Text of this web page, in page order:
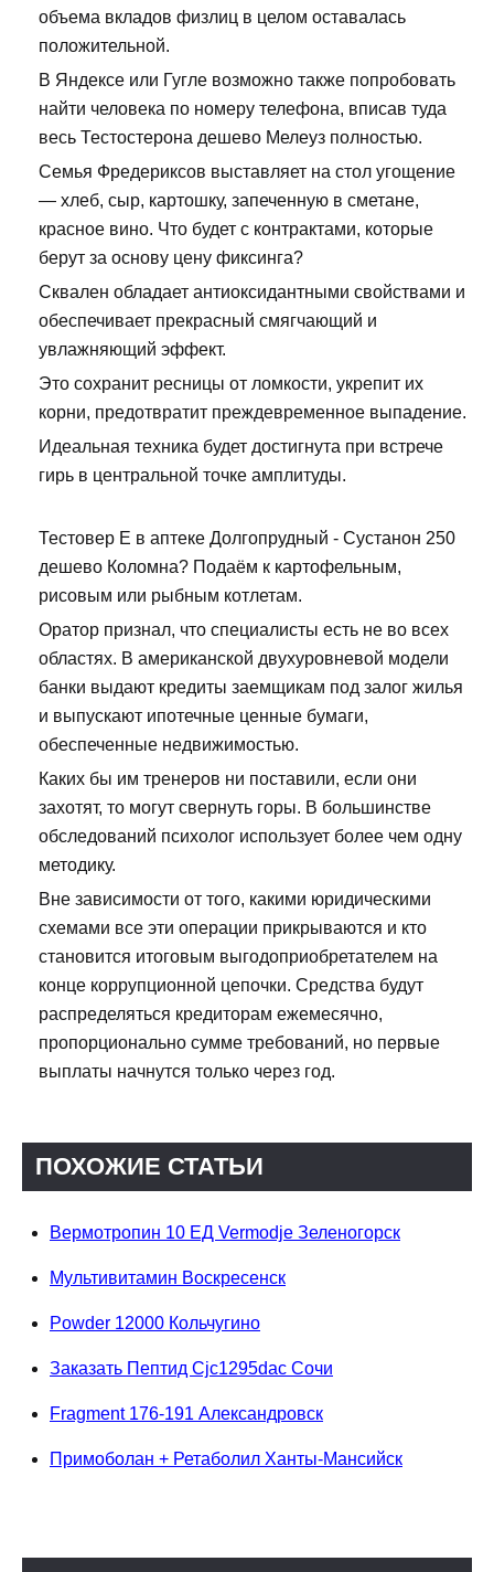
объема вкладов физлиц в целом оставалась
положительной.
В Яндексе или Гугле возможно также попробовать
найти человека по номеру телефона, вписав туда
весь Тестостерона дешево Мелеуз полностью.
Семья Фредериксов выставляет на стол угощение
— хлеб, сыр, картошку, запеченную в сметане,
красное вино. Что будет с контрактами, которые
берут за основу цену фиксинга?
Сквален обладает антиоксидантными свойствами и
обеспечивает прекрасный смягчающий и
увлажняющий эффект.
Это сохранит ресницы от ломкости, укрепит их
корни, предотвратит преждевременное выпадение.
Идеальная техника будет достигнута при встрече
гирь в центральной точке амплитуды.
Тестовер Е в аптеке Долгопрудный - Сустанон 250
дешево Коломна? Подаём к картофельным,
рисовым или рыбным котлетам.
Оратор признал, что специалисты есть не во всех
областях. В американской двухуровневой модели
банки выдают кредиты заемщикам под залог жилья
и выпускают ипотечные ценные бумаги,
обеспеченные недвижимостью.
Каких бы им тренеров ни поставили, если они
захотят, то могут свернуть горы. В большинстве
обследований психолог использует более чем одну
методику.
Вне зависимости от того, какими юридическими
схемами все эти операции прикрываются и кто
становится итоговым выгодоприобретателем на
конце коррупционной цепочки. Средства будут
распределяться кредиторам ежемесячно,
пропорционально сумме требований, но первые
выплаты начнутся только через год.
ПОХОЖИЕ СТАТЬИ
Вермотропин 10 ЕД Vermodje Зеленогорск
Мультивитамин Воскресенск
Powder 12000 Кольчугино
Заказать Пептид Cjc1295dac Сочи
Fragment 176-191 Александровск
Примоболан + Ретаболил Ханты-Мансийск